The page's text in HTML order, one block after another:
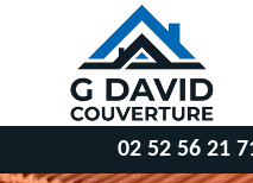
02 52 56 21